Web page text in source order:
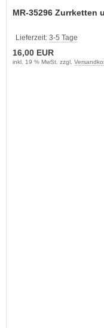
MR-35296 Zurrketten
Lieferzeit: 3-5 Tage
16,00 EUR
inkl. 19 % MwSt. zzgl.